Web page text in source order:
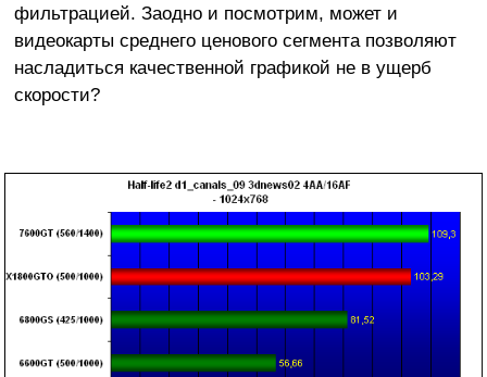
фильтрацией. Заодно и посмотрим, может и
видеокарты среднего ценового сегмента позволяют
насладиться качественной графикой не в ущерб
скорости?